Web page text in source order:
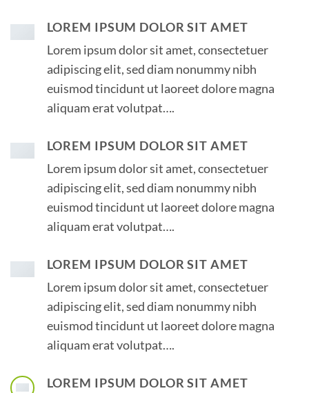
LOREM IPSUM DOLOR SIT AMET
Lorem ipsum dolor sit amet, consectetuer
adipiscing elit, sed diam nonummy nibh
euismod tincidunt ut laoreet dolore magna
aliquam erat volutpat….
LOREM IPSUM DOLOR SIT AMET
Lorem ipsum dolor sit amet, consectetuer
adipiscing elit, sed diam nonummy nibh
euismod tincidunt ut laoreet dolore magna
aliquam erat volutpat….
LOREM IPSUM DOLOR SIT AMET
Lorem ipsum dolor sit amet, consectetuer
adipiscing elit, sed diam nonummy nibh
euismod tincidunt ut laoreet dolore magna
aliquam erat volutpat….
LOREM IPSUM DOLOR SIT AMET